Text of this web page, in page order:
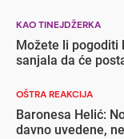
KAO TINEJDŽERKA
Možete li pogoditi
sanjala da će
OŠTRA REAKCIJA
Baronesa Helić:
davno uvedene,